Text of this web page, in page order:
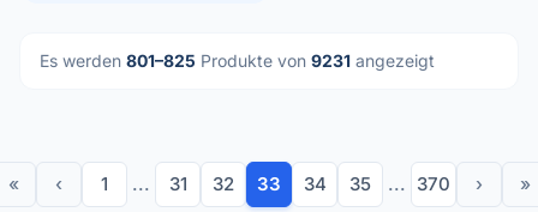
Es werden 801–825 Produkte von 9231 angezeigt
« ‹ 1 ... 31 32 33 34 35 ... 370 › »